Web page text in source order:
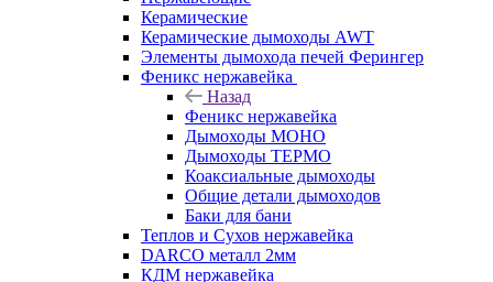
Керамические
Керамические дымоходы AWT
Элементы дымохода печей Ферингер
Феникс нержавейка
Назад
Феникс нержавейка
Дымоходы МОНО
Дымоходы ТЕРМО
Коаксиальные дымоходы
Общие детали дымоходов
Баки для бани
Теплов и Сухов нержавейка
DARCO металл 2мм
КДМ нержавейка